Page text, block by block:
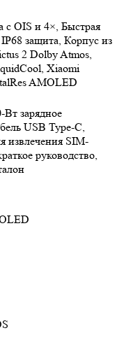
OIS и 4×, Быстрая
IP68 защита, Корпус из
2 Dolby Atmos,
Xiaomi
AMOLED
зарядное
USB Type-C,
извлечения SIM-
руководство,